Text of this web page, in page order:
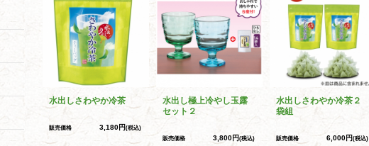
水出しさわやか冷茶
販売価格 3,180円(税込)
水出し極上冷やし玉露
セット２
販売価格 3,800円(税込)
水出しさわやか冷茶２
袋組
販売価格 6,000円(税込)